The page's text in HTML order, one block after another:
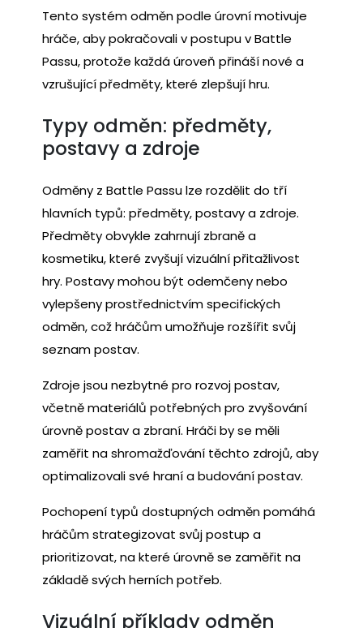
Tento systém odměn podle úrovní motivuje
hráče, aby pokračovali v postupu v Battle
Passu, protože každá úroveň přináší nové a
vzrušující předměty, které zlepšují hru.
Typy odměn: předměty,
postavy a zdroje
Odměny z Battle Passu lze rozdělit do tří
hlavních typů: předměty, postavy a zdroje.
Předměty obvykle zahrnují zbraně a
kosmetiku, které zvyšují vizuální přitažlivost
hry. Postavy mohou být odemčeny nebo
vylepšeny prostřednictvím specifických
odměn, což hráčům umožňuje rozšířit svůj
seznam postav.
Zdroje jsou nezbytné pro rozvoj postav,
včetně materiálů potřebných pro zvyšování
úrovně postav a zbraní. Hráči by se měli
zaměřit na shromažďování těchto zdrojů, aby
optimalizovali své hraní a budování postav.
Pochopení typů dostupných odměn pomáhá
hráčům strategizovat svůj postup a
prioritizovat, na které úrovně se zaměřit na
základě svých herních potřeb.
Vizuální příklady odměn